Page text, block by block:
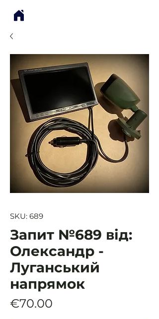
SKU: 689
Запит №689 від:
Олександр -
Луганський
напрямок
€70.00